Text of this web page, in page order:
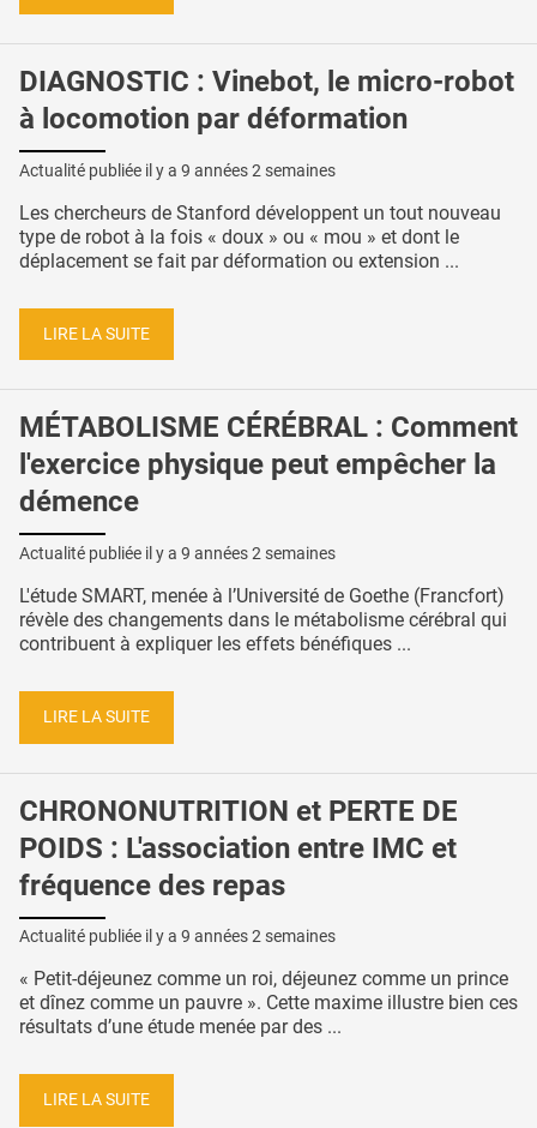
DIAGNOSTIC : Vinebot, le micro-robot
à locomotion par déformation
Actualité publiée il y a 9 années 2 semaines
Les chercheurs de Stanford développent un tout nouveau
type de robot à la fois « doux » ou « mou » et dont le
déplacement se fait par déformation ou extension ...
LIRE LA SUITE
MÉTABOLISME CÉRÉBRAL : Comment
l'exercice physique peut empêcher la
démence
Actualité publiée il y a 9 années 2 semaines
L'étude SMART, menée à l’Université de Goethe (Francfort)
révèle des changements dans le métabolisme cérébral qui
contribuent à expliquer les effets bénéfiques ...
LIRE LA SUITE
CHRONONUTRITION et PERTE DE
POIDS : L'association entre IMC et
fréquence des repas
Actualité publiée il y a 9 années 2 semaines
« Petit-déjeunez comme un roi, déjeunez comme un prince
et dînez comme un pauvre ». Cette maxime illustre bien ces
résultats d’une étude menée par des ...
LIRE LA SUITE